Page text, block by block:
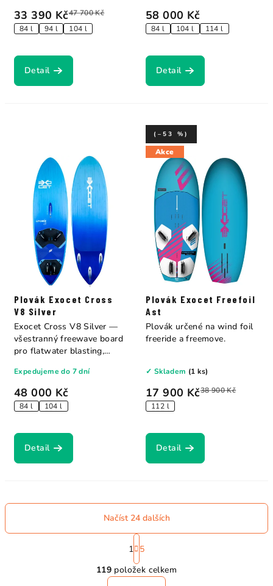
33 390 Kč47 700 Kč
84 l 94 l 104 l
Detail
58 000 Kč
84 l 104 l 114 l
Detail
Plovák Exocet Cross
V8 Silver
48 000 Kč
84 l 104 l
Expedujeme do 7 dní
Detail
Exocet Cross V8 Silver —
všestranný freewave board
pro flatwater blasting,
Akce
Plovák Exocet Freefoil
Ast
17 900 Kč38 900 Kč
(–53 %)
112 l
✓ Skladem (1 ks)
Detail
Plovák určené na wind foil
freeride a freemove.
O
v
Načíst 24 dalších
S
t
r
á
1 5
119 položek celkem